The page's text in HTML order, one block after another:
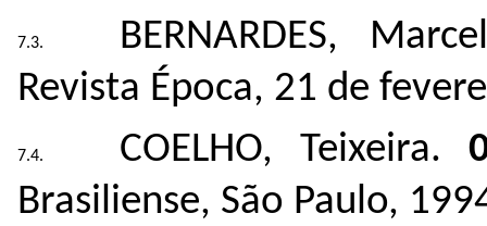
BERNARDES,
Revista Época, 21 de
COELHO, Teixeira.
Brasiliense, São Paulo,